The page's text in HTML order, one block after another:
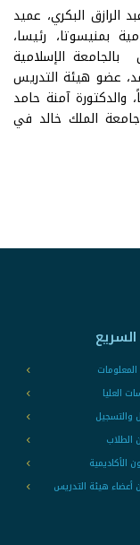
الرازق البكري، عميد
بمنيسوتا، رئيسا،
بالجامعة الإسلامية
عضو هيئة التدريس
والدكتورة آمنة حامد
الملك خالد في
العليا
والتسجيل
الأكاديمية
هيئة التدريس